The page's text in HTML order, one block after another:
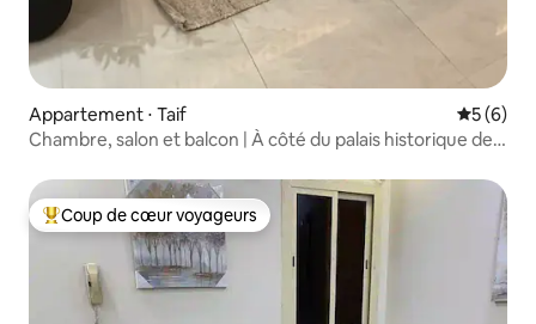
Appartement ⋅ Taif
5 (6)
Chambre, salon et balcon | À côté du palais historique de
Coups de cœur voyageurs les plus appréciés
Coup de cœur voyageurs